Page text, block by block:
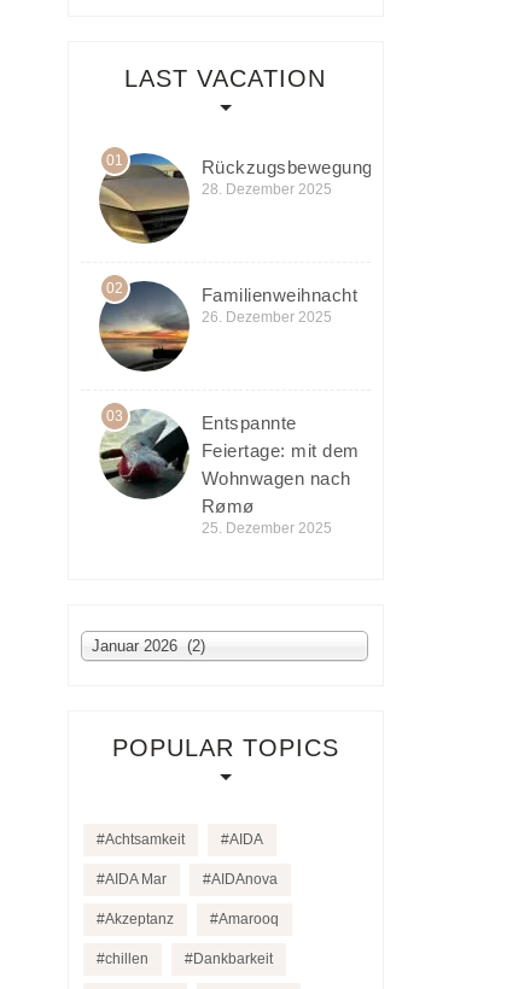
LAST VACATION
01 Rückzugsbewegung
28. Dezember 2025
02 Familienweihnacht
26. Dezember 2025
03
Entspannte
Feiertage: mit dem
Wohnwagen nach
Rømø
25. Dezember 2025
Archiv
Januar 2026 (2)
POPULAR TOPICS
Achtsamkeit AIDA
AIDA Mar AIDAnova
Akzeptanz Amarooq
chillen Dankbarkeit